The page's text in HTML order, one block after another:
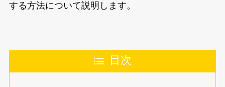
する方法について説明します。
目次